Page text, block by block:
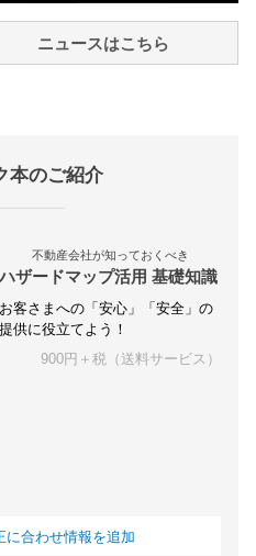
ニュースはこちら
本のご紹介
不動産会社が知っておくべき
ハザードマップ活用 基礎知識
お客さまへの「安心」「安全」の
提供に役立てよう！
900円＋税（送料サービス）
に合わせ情報を追加